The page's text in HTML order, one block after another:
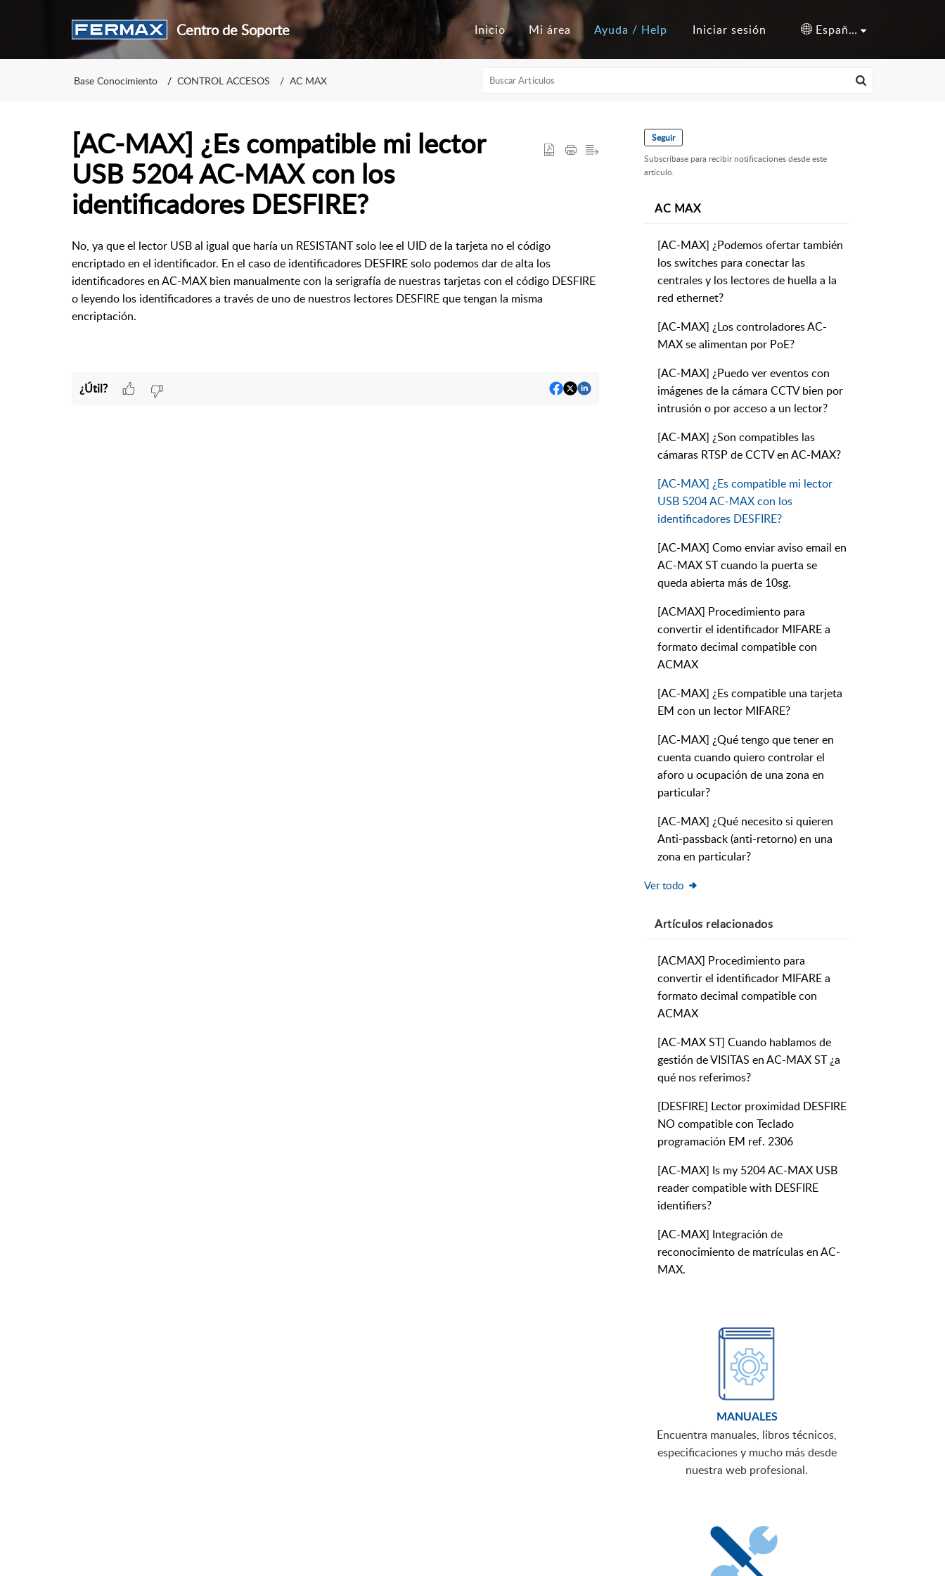
Centro de Soporte Inicio Mi área Ayuda / Help Iniciar sesión Español (España)
Base Conocimiento CONTROL ACCESOS AC MAX
[AC-MAX] ¿Es compatible mi lector
USB 5204 AC-MAX con los
identificadores DESFIRE?
No, ya que el lector USB al igual que haría un RESISTANT solo lee el UID de la tarjeta no el código
encriptado en el identificador. En el caso de identificadores DESFIRE solo podemos dar de alta los
identificadores en AC-MAX bien manualmente con la serigrafía de nuestras tarjetas con el código DESFIRE
o leyendo los identificadores a través de uno de nuestros lectores DESFIRE que tengan la misma
encriptación.
¿Útil?
Seguir
Subscríbase para recibir notificaciones desde este
artículo.
AC MAX
[AC-MAX] ¿Podemos ofertar también
los switches para conectar las
centrales y los lectores de huella a la
red ethernet?
[AC-MAX] ¿Los controladores AC-
MAX se alimentan por PoE?
[AC-MAX] ¿Puedo ver eventos con
imágenes de la cámara CCTV bien por
intrusión o por acceso a un lector?
[AC-MAX] ¿Son compatibles las
cámaras RTSP de CCTV en AC-MAX?
[AC-MAX] ¿Es compatible mi lector
USB 5204 AC-MAX con los
identificadores DESFIRE?
[AC-MAX] Como enviar aviso email en
AC-MAX ST cuando la puerta se
queda abierta más de 10sg.
[ACMAX] Procedimiento para
convertir el identificador MIFARE a
formato decimal compatible con
ACMAX
[AC-MAX] ¿Es compatible una tarjeta
EM con un lector MIFARE?
[AC-MAX] ¿Qué tengo que tener en
cuenta cuando quiero controlar el
aforo u ocupación de una zona en
particular?
[AC-MAX] ¿Qué necesito si quieren
Anti-passback (anti-retorno) en una
zona en particular?
Ver todo
Artículos relacionados
[ACMAX] Procedimiento para
convertir el identificador MIFARE a
formato decimal compatible con
ACMAX
[AC-MAX ST] Cuando hablamos de
gestión de VISITAS en AC-MAX ST ¿a
qué nos referimos?
[DESFIRE] Lector proximidad DESFIRE
NO compatible con Teclado
programación EM ref. 2306
[AC-MAX] Is my 5204 AC-MAX USB
reader compatible with DESFIRE
identifiers?
[AC-MAX] Integración de
reconocimiento de matrículas en AC-
MAX.
MANUALES
Encuentra manuales, libros técnicos,
especificaciones y mucho más desde
nuestra web profesional.